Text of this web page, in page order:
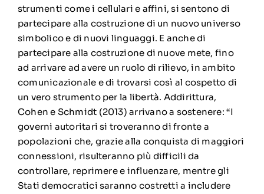
strumenti come i cellulari e affini, si sentono di
partecipare alla costruzione di un nuovo universo
simbolico e di nuovi linguaggi. E anche di
partecipare alla costruzione di nuove mete, fino
ad arrivare ad avere un ruolo di rilievo, in ambito
comunicazionale e di trovarsi così al cospetto di
un vero strumento per la libertà. Addirittura,
Cohen e Schmidt (2013) arrivano a sostenere: “I
governi autoritari si troveranno di fronte a
popolazioni che, grazie alla conquista di maggiori
connessioni, risulteranno più difficili da
controllare, reprimere e influenzare, mentre gli
Stati democratici saranno costretti a includere